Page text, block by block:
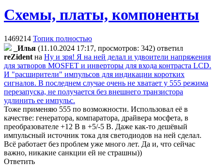
Схемы, платы, компоненты
1469214 Топик полностью
_Илья (11.10.2024 17:17, просмотров: 342) ответил
reZident на Ну и зря! Я на ней делал и удвоители напряжения
для затворов MOSFET и инверторы для входа контраста LCD.
И "расширители" импульсов для индикации коротких
сигналов. В последнем случае очень не хватает у 555 режима
перезапуска, не получается без внешнего транзистора
удлинить ее импульс.
Тоже применяю 555 по возможности. Использовал её в
качестве: генератора, компаратора, драйвера мосфета, в
преобразователе +12 В в +5/-5 В. Даже как-то дешёвый
импульсный источник тока для светодиодов на ней сделал.
Всё работает без проблем уже много лет. Да и, что сейчас
важно, никакие санкции ей не страшны))
Ответить